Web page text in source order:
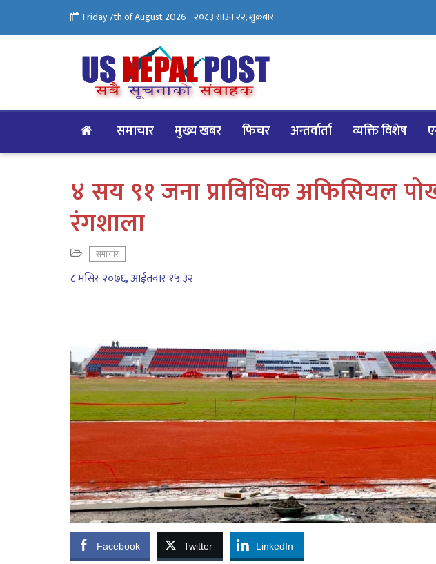
Friday 7th of August 2026 -२०८३ साउन २२, शुक्रबार
समाचार मुख्य खबर फिचर अन्तर्वार्ता व्यक्ति विशेष
४ सय ९१ जना प्राविधिक अफिसियल
रंगशाला
समाचार
८ मंसिर २०७६, आईतवार १५:३२
Facebook Twitter LinkedIn